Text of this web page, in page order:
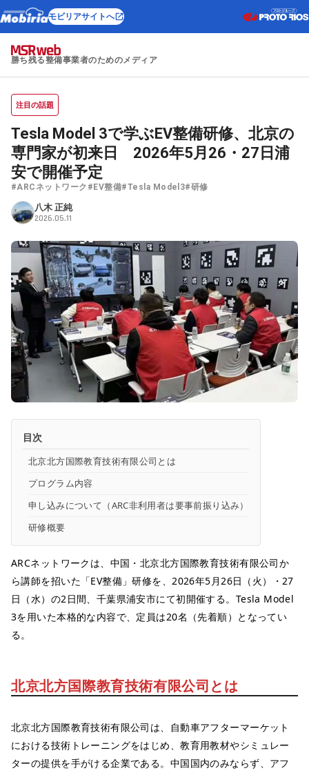
モビリアサイトへ
勝ち残る整備事業者のためのメディア
注目の話題
Tesla Model 3で学ぶEV整備研修、北京の
専門家が初来日 2026年5月26・27日浦
安で開催予定
#ARCネットワーク #EV整備#Tesla Model3#研修
八木 正純
2026.05.11
目次
北京北方国際教育技術有限公司とは
プログラム内容
申し込みについて（ARC非利用者は要事前振り込み）
研修概要
ARCネットワークは、中国・北京北方国際教育技術有限公司か
ら講師を招いた「EV整備」研修を、2026年5月26日（火）・27
日（水）の2日間、千葉県浦安市にて初開催する。Tesla Model
3を用いた本格的な内容で、定員は20名（先着順）となってい
る。
北京北方国際教育技術有限公司とは
北京北方国際教育技術有限公司は、自動車アフターマーケット
における技術トレーニングをはじめ、教育用教材やシミュレー
ターの提供を手がける企業である。中国国内のみならず、アフ